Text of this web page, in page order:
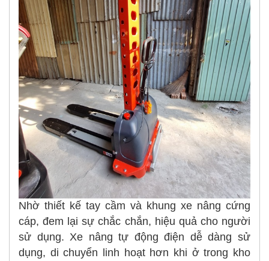
Nhờ thiết kế tay cầm và khung xe nâng cứng
cáp, đem lại sự chắc chắn, hiệu quả cho người
sử dụng. Xe nâng tự động điện dễ dàng sử
dụng, di chuyển linh hoạt hơn khi ở trong kho